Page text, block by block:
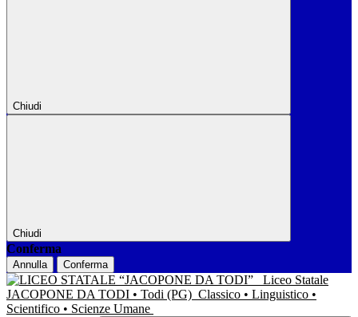
Chiudi
Chiudi
Conferma
Annulla Conferma
Liceo Statale
JACOPONE DA TODI • Todi (PG) Classico • Linguistico •
Scientifico • Scienze Umane